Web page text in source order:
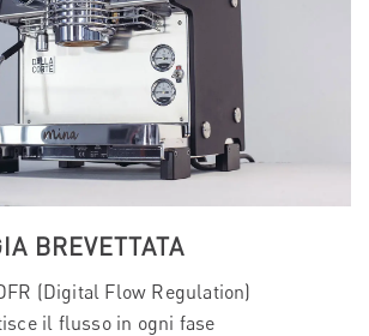
BREVETTATA
(Digital Flow Regulation)
il flusso in ogni fase